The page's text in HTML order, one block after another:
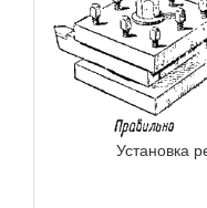
Установка